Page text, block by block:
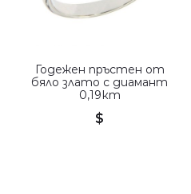
Годежен пръстен от
бяло злато с диамант
0,19кт
$